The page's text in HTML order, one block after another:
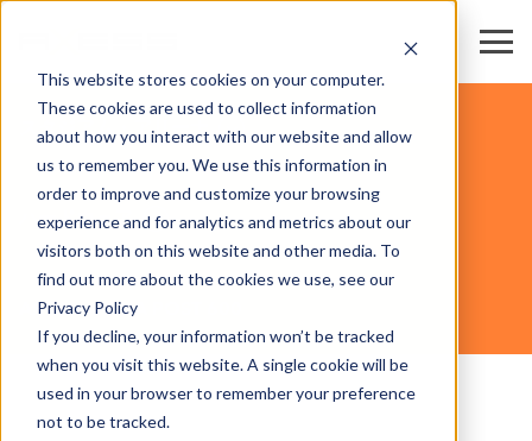
This website stores cookies on your computer.
These cookies are used to collect information
about how you interact with our website and allow
us to remember you. We use this information in
order to improve and customize your browsing
experience and for analytics and metrics about our
visitors both on this website and other media. To
find out more about the cookies we use, see our
Privacy Policy
If you decline, your information won’t be tracked
when you visit this website. A single cookie will be
used in your browser to remember your preference
not to be tracked.
AXESS ARENA POST 600
ハードウェア
スタジアム・アリーナ